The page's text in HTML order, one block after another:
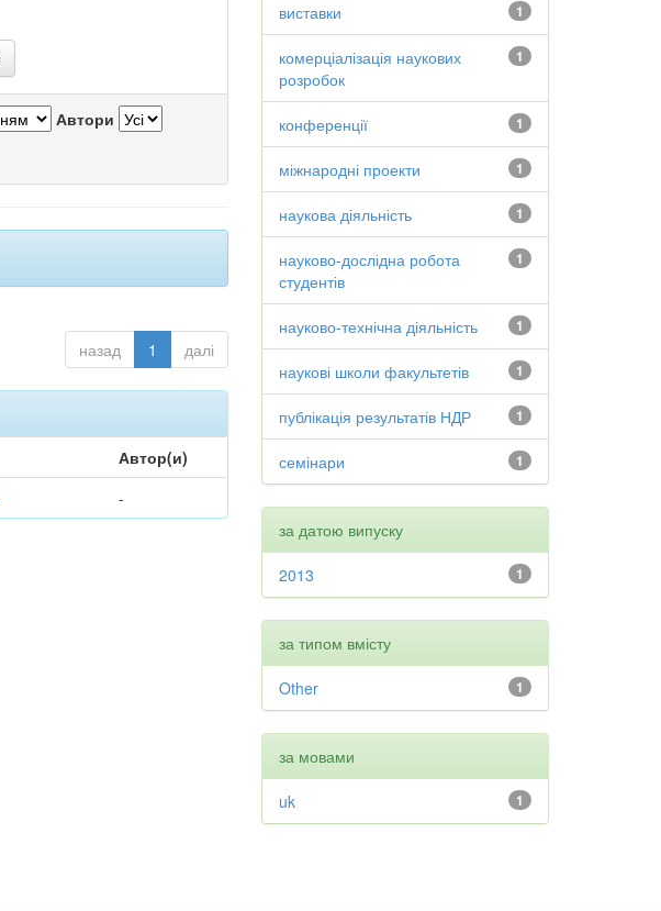
Автори
назад 1 далі
Автор(и)
-
1
виставки
1
комерціалізація наукових
розробок
1
конференції
1
міжнародні проекти
1
наукова діяльність
1
науково-дослідна робота
студентів
1
науково-технічна діяльність
1
наукові школи факультетів
1
публікація результатів НДР
1
семінари
за датою випуску
1
2013
за типом вмісту
1
Other
за мовами
1
uk